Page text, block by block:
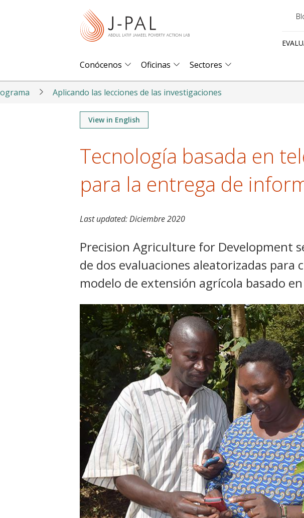
m
Conócenos Oficinas Sectores
Aplicando las lecciones de las investigaciones
View in English
Tecnología basada en
para la entrega de
Last updated:Diciembre 2020
Precision Agriculture for Development
de dos evaluaciones aleatorizadas
modelo de extensión agrícola basado